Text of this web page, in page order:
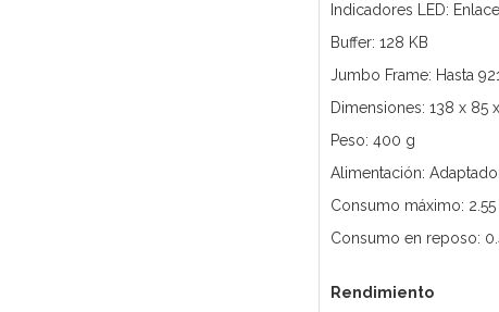
Indicadores LED:
Buffer: 128 KB
Jumbo Frame: Hasta
Dimensiones: 138 x 85
Peso: 400 g
Alimentación:
Consumo máximo:
Consumo en reposo:
Rendimiento